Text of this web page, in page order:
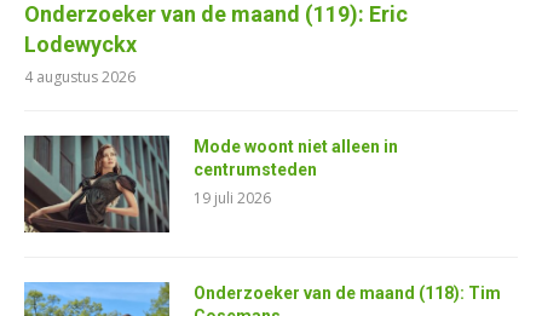
Onderzoeker van de maand (119): Eric
Lodewyckx
4 augustus 2026
Mode woont niet alleen in
centrumsteden
19 juli 2026
Onderzoeker van de maand (118): Tim